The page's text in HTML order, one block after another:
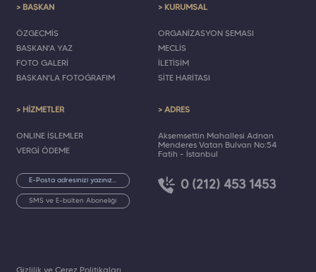
> BAŞKAN
ÖZGEÇMİŞ
BAŞKAN'A YAZ
FOTO GALERİ
BAŞKAN'LA FOTOĞRAFIM
> KURUMSAL
ORGANİZASYON ŞEMASI
MECLİS
İLETİŞİM
SİTE HARİTASI
> HİZMETLER
ONLINE İŞLEMLER
VERGİ ÖDEME
SMS ve E-bülten Aboneliği
> ADRES
Akşemsettin Mahallesi Adnan
Menderes Vatan Bulvarı No:54
Fatih - İstanbul
0 (212) 453 1453
Gizlilik ve Çerez Politikaları